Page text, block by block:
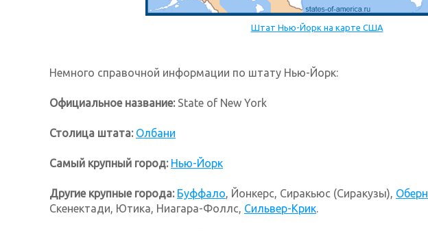
Штат Нью-Йорк на карте США
Немного справочной информации по штату Нью-Йорк:
Официальное название:State of New York
Столица штата: Олбани
Самый крупный город: Нью-Йорк
Другие крупные города: Буффало, Йонкерс, Сиракьюс (Сиракузы), Оберн
Скенектади, Ютика, Ниагара-Фоллс, Сильвер-Крик.